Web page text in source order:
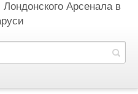
Арсенала в